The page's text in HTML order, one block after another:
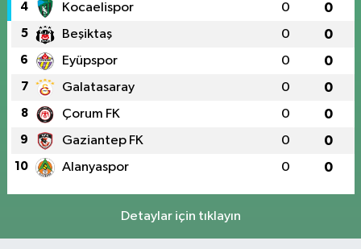
4 Kocaelispor 0 0
5 Beşiktaş 0 0
6 Eyüpspor 0 0
7 Galatasaray 0 0
8 Çorum FK 0 0
9 Gaziantep FK 0 0
10 Alanyaspor 0 0
Detaylar için tıklayın